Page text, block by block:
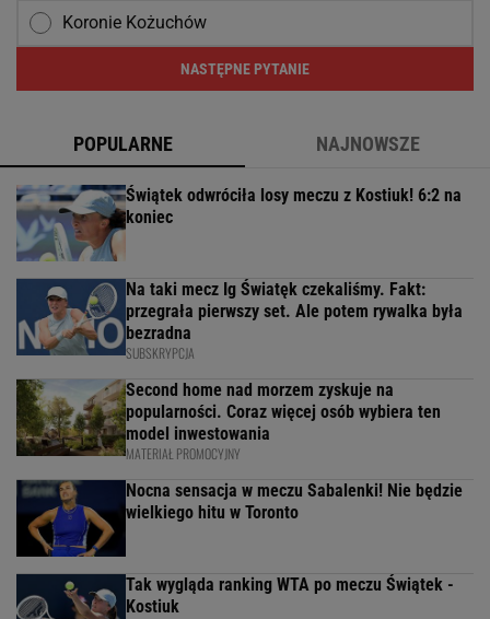
Koronie Kożuchów
NASTĘPNE PYTANIE
POPULARNE NAJNOWSZE
Świątek odwróciła losy meczu z Kostiuk! 6:2 na
koniec
Na taki mecz Ig Światęk czekaliśmy. Fakt:
przegrała pierwszy set. Ale potem rywalka była
bezradna
SUBSKRYPCJA
Second home nad morzem zyskuje na
popularności. Coraz więcej osób wybiera ten
model inwestowania
MATERIAŁ PROMOCYJNY
Nocna sensacja w meczu Sabalenki! Nie będzie
wielkiego hitu w Toronto
Tak wygląda ranking WTA po meczu Świątek -
Kostiuk